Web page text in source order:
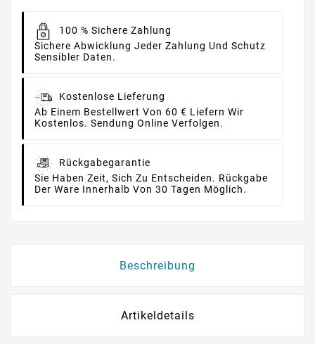
100 % Sichere Zahlung
Sichere Abwicklung Jeder Zahlung Und Schutz
Sensibler Daten.
Kostenlose Lieferung
Ab Einem Bestellwert Von 60 € Liefern Wir
Kostenlos. Sendung Online Verfolgen.
Rückgabegarantie
Sie Haben Zeit, Sich Zu Entscheiden. Rückgabe
Der Ware Innerhalb Von 30 Tagen Möglich.
Beschreibung
Artikeldetails